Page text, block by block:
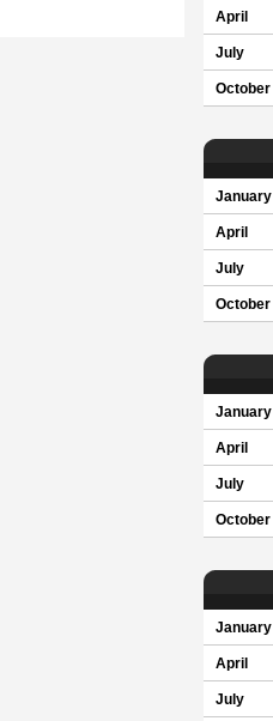
April
July
October
January
April
July
October
January
April
July
October
January
April
July